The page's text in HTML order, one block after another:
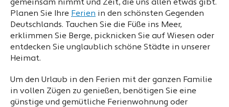
gemeinsam nimmt und Zeit, die uns allen etwas gibt.
Planen Sie Ihre Ferien in den schönsten Gegenden
Deutschlands. Tauchen Sie die Füße ins Meer,
erklimmen Sie Berge, picknicken Sie auf Wiesen oder
entdecken Sie unglaublich schöne Städte in unserer
Heimat.
Um den Urlaub in den Ferien mit der ganzen Familie
in vollen Zügen zu genießen, benötigen Sie eine
günstige und gemütliche Ferienwohnung oder